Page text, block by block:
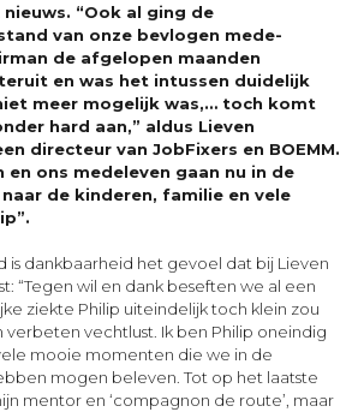
“Ook al ging de
van onze bevlogen mede-
de afgelopen maanden
en was het intussen duidelijk
meer mogelijk was,… toch komt
hard aan,” aldus Lieven
directeur van JobFixers en BOEMM.
en ons medeleven gaan nu in de
de kinderen, familie en vele
is dankbaarheid het gevoel dat bij Lieven
“Tegen wil en dank beseften we al een
ziekte Philip uiteindelijk toch klein zou
verbeten vechtlust. Ik ben Philip oneindig
mooie momenten die we in de
mogen beleven. Tot op het laatste
mentor en ‘compagnon de route’, maar